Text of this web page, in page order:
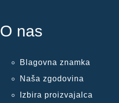
O nas
Blagovna znamka
Naša zgodovina
Izbira proizvajalca